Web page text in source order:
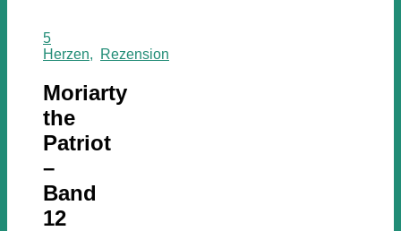
5
Herzen, Rezension
Moriarty
the
Patriot
–
Band
12